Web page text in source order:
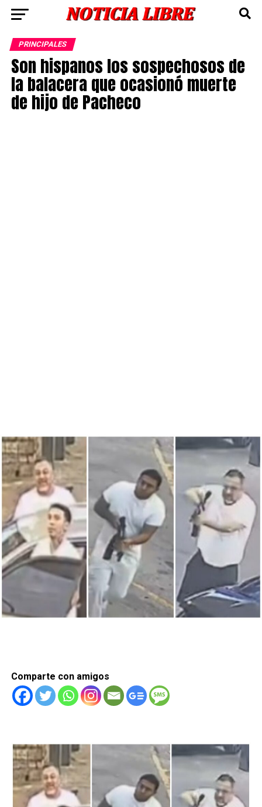
PRINCIPALES
Son hispanos los sospechosos de
la balacera que ocasionó muerte
de hijo de Pacheco
Comparte con amigos